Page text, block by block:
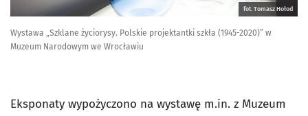
fot. Tomasz Hołod
Wystawa „Szklane życiorysy. Polskie projektantki szkła (1945-2020)” w
Muzeum Narodowym we Wrocławiu
Eksponaty wypożyczono na wystawę m.in. z Muzeum